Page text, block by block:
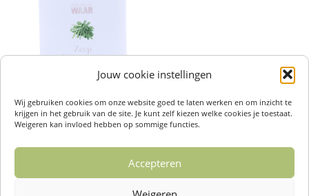
Jouw cookie instellingen
Wij gebruiken cookies om onze website goed te laten werken en om inzicht te
krijgen in het gebruik van de site. Je kunt zelf kiezen welke cookies je toestaat.
Weigeren kan invloed hebben op sommige functies.
Accepteren
Zeep Body Lemongrass 80 gram –